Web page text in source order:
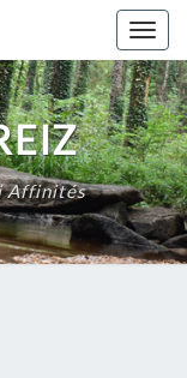
Affinités